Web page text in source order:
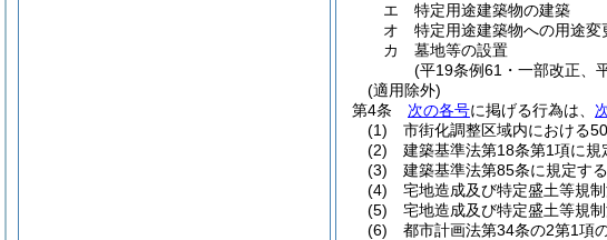
エ
特定用途建築物の建築
オ
特定用途建築物への用途変
カ
墓地等の設置
(平19条例61・一部改正、
(適用除外)
第4条
次の各号に掲げる行為は、
(1)
市街化調整区域内における
(2)
建築基準法第18条第1項に
(3)
建築基準法第85条に規定す
(4)
宅地造成及び特定盛土等規
(5)
宅地造成及び特定盛土等規
(6)
都市計画法第34条の2第1項